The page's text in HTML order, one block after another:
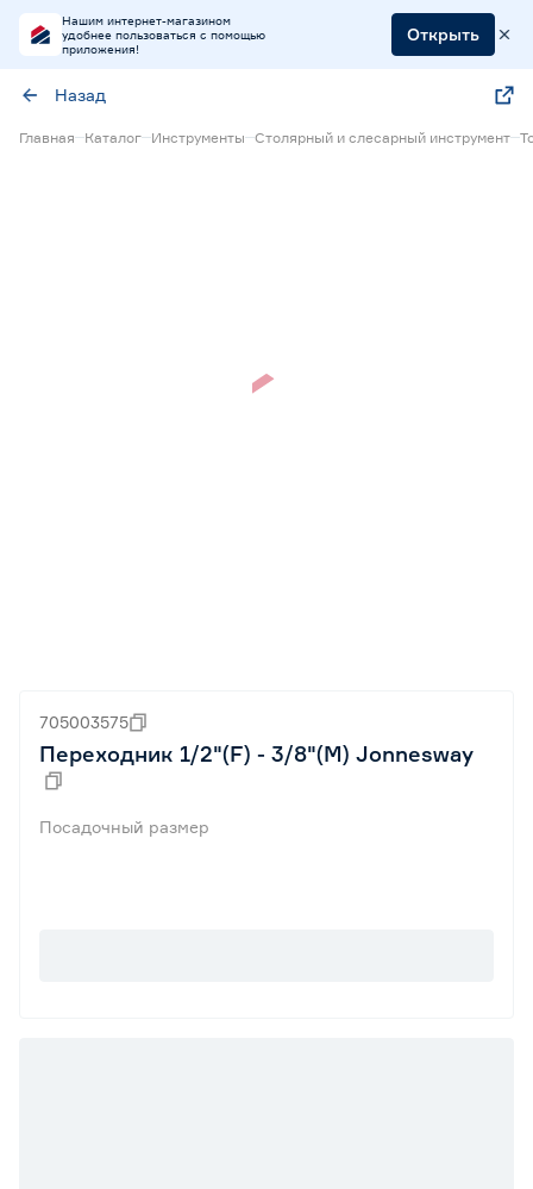
Нашим интернет-магазином
удобнее пользоваться с помощью
приложения!
Открыть
Назад
Главная Каталог Инструменты Столярный и слесарный инструмент
705003575
Переходник 1/2"(F) - 3/8"(M) Jonnesway
Посадочный размер